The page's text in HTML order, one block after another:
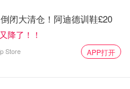
闭大清仓！阿迪德训鞋£20
降了！！
Store APP打开